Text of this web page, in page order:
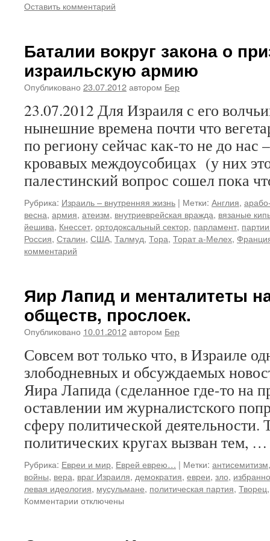
Оставить комментарий
Баталии вокруг закона о
израильскую армию
Опубликовано 23.07.2012автором Бер
23.07.2012 Для Израиля с его
нынешние времена почти что
по региону сейчас как-то не до нас
кровавых междоусобицах (у них
палестинский вопрос сошел пока
Рубрика: Израиль – внутренняя жизнь | Метки: Англия,
весна, армия, атеизм, внутриеврейская вражда, вязаные
йешива, Кнессет, ортодоксальный сектор, парламент,
Россия, Сталин, США, Талмуд, Тора, Торат а-Мелех,
комментарий
Яир Лапид и менталитеты
обществ, прослоек.
Опубликовано 10.01.2012автором Бер
Совсем вот только что, в Израиле
злободневных и обсуждаемых
Яира Лапида (сделанное где-то на
оставлении им журналистского
сферу политической деятельности.
политических кругах вызван тем,
Рубрика: Евреи и мир, Еврей еврею… | Метки: антисемитизм
войны, вера, враг Израиля, демократия, евреи, зло,
левая идеология, мусульмане, политическая партия, Творец
Комментарии котключены